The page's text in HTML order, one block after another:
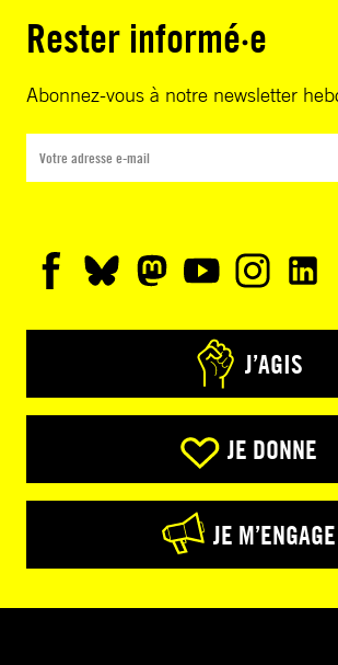
Rester informé·e
Abonnez-vous à notre newsletter
J’AGIS
JE DONNE
JE M’ENGAGE